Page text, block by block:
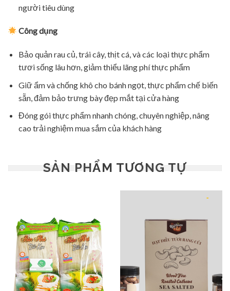
người tiêu dùng
Công dụng
Bảo quản rau củ, trái cây, thịt cá, và các loại thực phẩm
tươi sống lâu hơn, giảm thiểu lãng phí thực phẩm
Giữ ẩm và chống khô cho bánh ngọt, thực phẩm chế biến
sẵn, đảm bảo trưng bày đẹp mắt tại cửa hàng
Đóng gói thực phẩm nhanh chóng, chuyên nghiệp, nâng
cao trải nghiệm mua sắm của khách hàng
SẢN PHẨM TƯƠNG TỰ